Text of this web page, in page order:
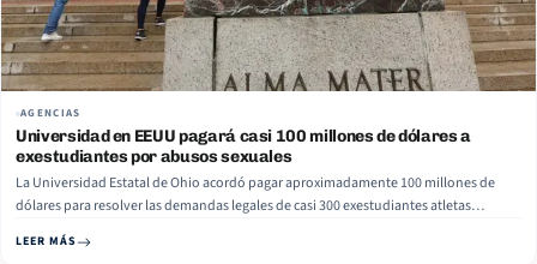
AGENCIAS
Universidad en EEUU pagará casi 100 millones de dólares a
exestudiantes por abusos sexuales
La Universidad Estatal de Ohio acordó pagar aproximadamente 100 millones de
dólares para resolver las demandas legales de casi 300 exestudiantes atletas
Fideicomisarios aprobó un acuerdo preliminar con 279 de los 280 supervivientes
LEER MÁS